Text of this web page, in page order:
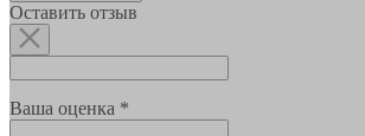
Оставить отзыв
Ваша оценка *